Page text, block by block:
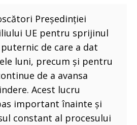
Președinției
UE pentru sprijinul
de care a dat
luni, precum și pentru
de a avansa
Acest lucru
important înainte și
constant al procesului